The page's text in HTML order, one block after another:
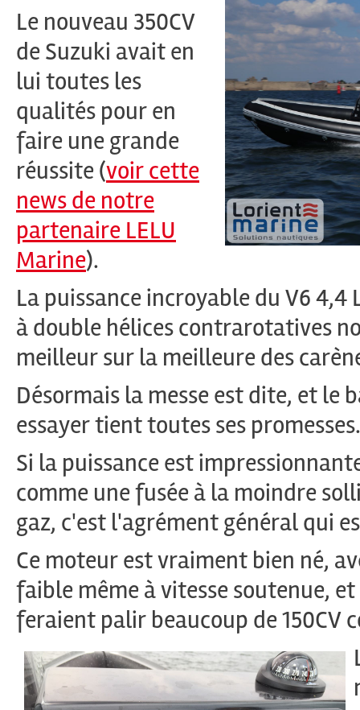
Le nouveau 350CV
de Suzuki avait en
lui toutes les
qualités pour en
faire une grande
réussite (voir cette
news de notre
partenaire LELU
Marine).
La puissance incroyable du V6 4,4
à double hélices contrarotatives
meilleur sur la meilleure des
Désormais la messe est dite, et le
essayer tient toutes ses promesses.
Si la puissance est
comme une fusée à la moindre
gaz, c'est l'agrément général qui
Ce moteur est vraiment bien né,
faible même à vitesse soutenue,
feraient palir beaucoup de 150CV